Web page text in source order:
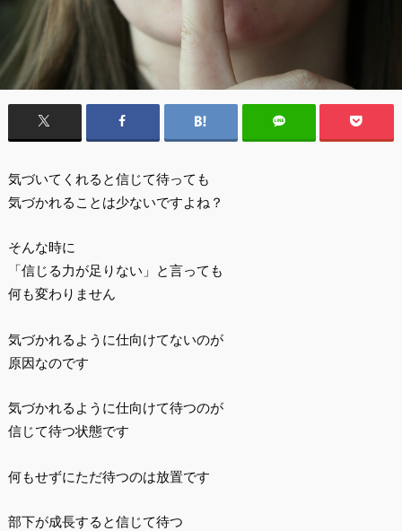
気づいてくれると信じて待っても
気づかれることは少ないですよね？
そんな時に
「信じる力が足りない」と言っても
何も変わりません
気づかれるように仕向けてないのが
原因なのです
気づかれるように仕向けて待つのが
信じて待つ状態です
何もせずにただ待つのは放置です
部下が成長すると信じて待つ